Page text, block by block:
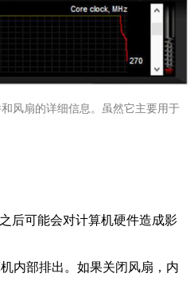
风扇的详细信息。虽然它主要用于
后可能会对计算机硬件造成影
内部排出。如果关闭风扇，内